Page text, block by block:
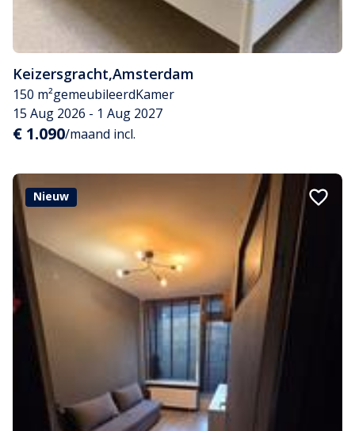
Keizersgracht,Amsterdam
150 m²gemeubileerdKamer
15 Aug 2026 - 1 Aug 2027
€ 1.090/maand incl.
Nieuw